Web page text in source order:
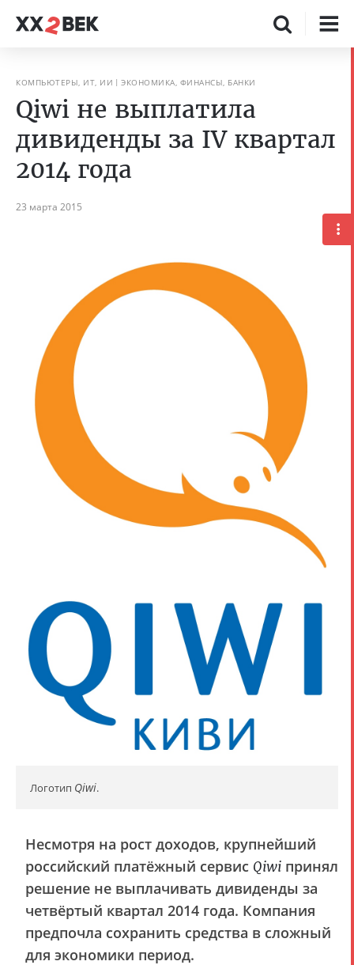
КОМПЬЮТЕРЫ, ИТ, ИИ ЭКОНОМИКА, ФИНАНСЫ, БАНКИ
Qiwi не выплатила
дивиденды за IV квартал
2014 года
23 марта 2015
Логотип Qiwi.
Несмотря на рост доходов, крупнейший
российский платёжный сервис Qiwi принял
решение не выплачивать дивиденды за
четвёртый квартал 2014 года. Компания
предпочла сохранить средства в сложный
для экономики период.